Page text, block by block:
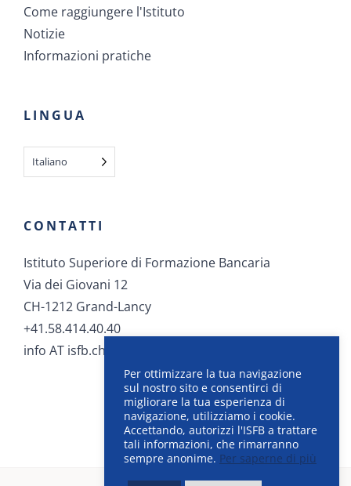
Come raggiungere l'Istituto
Notizie
Informazioni pratiche
LINGUA
Italiano
CONTATTI
Istituto Superiore di Formazione Bancaria
Via dei Giovani 12
CH-1212 Grand-Lancy
+41.58.414.40.40
info AT isfb.ch
Per ottimizzare la tua navigazione
sul nostro sito e consentirci di
migliorare la tua esperienza di
navigazione, utilizziamo i cookie.
Accettando, autorizzi l'ISFB a trattare
tali informazioni, che rimarranno
sempre anonime. Per saperne di più